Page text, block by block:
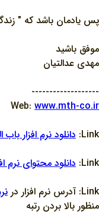
پس يادمان باشد که "
موفق باشيد
مهدي عدالتيان
-------------------
Web: www.mth-co.ir
Link: دانلود نرم افزار باب
Link: دانلود محتواي نرم
Link: آدرس نرم افزار در
منظور بالا بردن رتبه